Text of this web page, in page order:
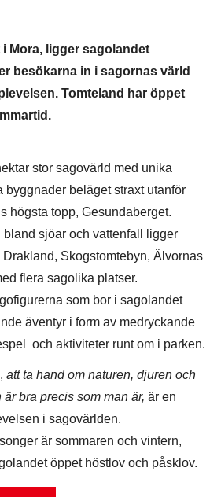
Mora, ligger sagolandet
besökarna in i sagornas värld
Tomteland har öppet
stor sagovärld med unika
byggnader beläget straxt utanför
högsta topp, Gesundaberget.
bland sjöar och vattenfall ligger
Skogstomtebyn, Älvornas
flera sagolika platser.
som bor i sagolandet
äventyr i form av medryckande
och aktiviteter runt om i parken.
att ta hand om naturen, djuren och
bra precis som man är, är en
i sagovärlden.
är sommaren och vintern,
öppet höstlov och påsklov.